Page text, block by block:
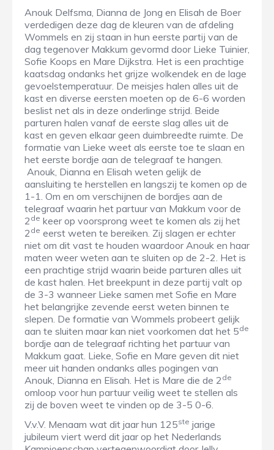
Anouk Delfsma, Dianna de Jong en Elisah de Boer
verdedigen deze dag de kleuren van de afdeling
Wommels en zij staan in hun eerste partij van de
dag tegenover Makkum gevormd door Lieke Tuinier,
Sofie Koops en Mare Dijkstra. Het is een prachtige
kaatsdag ondanks het grijze wolkendek en de lage
gevoelstemperatuur. De meisjes halen alles uit de
kast en diverse eersten moeten op de 6-6 worden
beslist net als in deze onderlinge strijd. Beide
parturen halen vanaf de eerste slag alles uit de
kast en geven elkaar geen duimbreedte ruimte. De
formatie van Lieke weet als eerste toe te slaan en
het eerste bordje aan de telegraaf te hangen.
Anouk, Dianna en Elisah weten gelijk de
aansluiting te herstellen en langszij te komen op de
1-1. Om en om verschijnen de bordjes aan de
telegraaf waarin het partuur van Makkum voor de
2 de keer op voorsprong weet te komen als zij het
2 de eerst weten te bereiken. Zij slagen er echter
niet om dit vast te houden waardoor Anouk en haar
maten weer weten aan te sluiten op de 2-2. Het is
een prachtige strijd waarin beide parturen alles uit
de kast halen. Het breekpunt in deze partij valt op
de 3-3 wanneer Lieke samen met Sofie en Mare
het belangrijke zevende eerst weten binnen te
slepen. De formatie van Wommels probeert gelijk
aan te sluiten maar kan niet voorkomen dat het 5de
bordje aan de telegraaf richting het partuur van
Makkum gaat. Lieke, Sofie en Mare geven dit niet
meer uit handen ondanks alles pogingen van
Anouk, Dianna en Elisah. Het is Mare die de 2 de
omloop voor hun partuur veilig weet te stellen als
zij de boven weet te vinden op de 3-5 0-6.
V.v.V. Menaam wat dit jaar hun 125ste jarige
jubileum viert werd dit jaar op het Nederlands